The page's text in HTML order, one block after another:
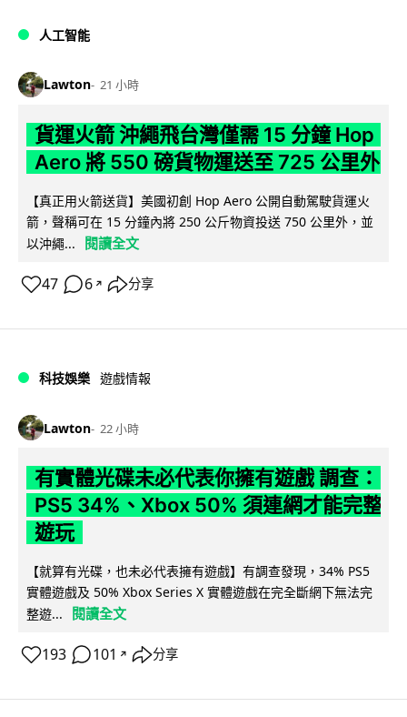
人工智能
Lawton 21 小時
貨運火箭 沖繩飛台灣僅需 15 分鐘 Hop
Aero 將 550 磅貨物運送至 725 公里外
【真正用火箭送貨】美國初創 Hop Aero 公開自動駕駛貨運火
箭，聲稱可在 15 分鐘內將 250 公斤物資投送 750 公里外，並
以沖繩...
閱讀全文
47 6 ↗ 分享
科技娛樂 遊戲情報
Lawton 22 小時
有實體光碟未必代表你擁有遊戲 調查：
PS5 34%、Xbox 50% 須連網才能完整
遊玩
【就算有光碟，也未必代表擁有遊戲】有調查發現，34% PS5
實體遊戲及 50% Xbox Series X 實體遊戲在完全斷網下無法完
整遊...
閱讀全文
193 101 ↗ 分享